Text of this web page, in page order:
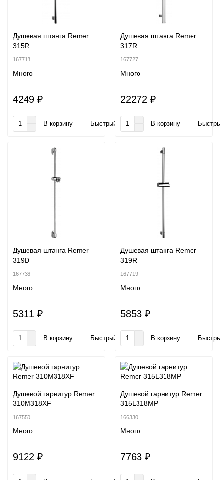
Душевая штанга Remer
315R
167718
Много
4249 ₽
В корзину Быстрый заказ
Душевая штанга Remer
317R
167727
Много
22272 ₽
В корзину
Душевая штанга Remer
319D
167736
Много
5311 ₽
В корзину Быстрый заказ
Душевая штанга Remer
319R
167719
Много
5853 ₽
В корзину
Душевой гарнитур Remer
310M318XF
167550
Много
9122 ₽
Душевой гарнитур Remer
315L318MP
166330
Много
7763 ₽